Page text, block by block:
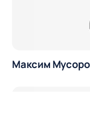
Максим